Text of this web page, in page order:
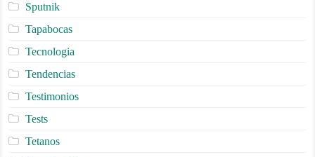
Sputnik
Tapabocas
Tecnologia
Tendencias
Testimonios
Tests
Tetanos